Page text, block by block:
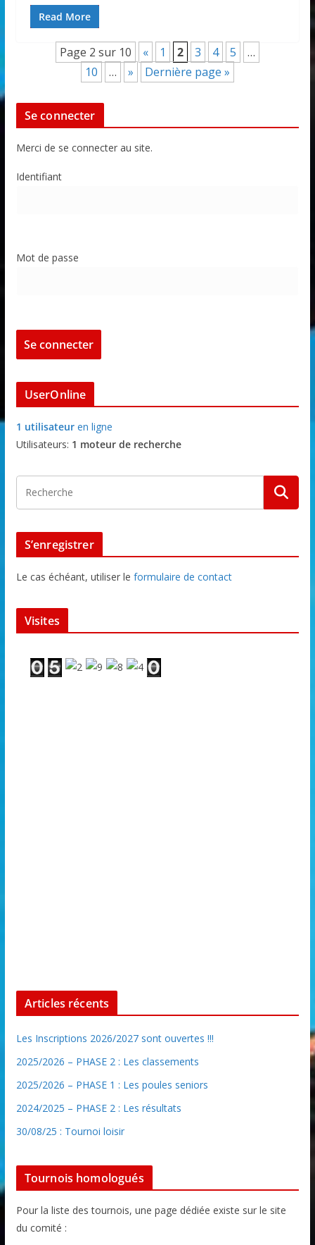
Read More
Page 2 sur 10 « 1 2 3 4 5
…
10
… » Dernière page »
Se connecter
Merci de se connecter au site.
Identifiant
Mot de passe
UserOnline
1 utilisateuren ligne
Utilisateurs: 1 moteur de recherche
S’enregistrer
Le cas échéant, utiliser le formulaire de contact
Visites
Articles récents
Les Inscriptions 2026/2027 sont ouvertes !!!
2025/2026 – PHASE 2 : Les classements
2025/2026 – PHASE 1 : Les poules seniors
2024/2025 – PHASE 2 : Les résultats
30/08/25 : Tournoi loisir
Tournois homologués
Pour la liste des tournois, une page dédiée existe sur le site
du comité :